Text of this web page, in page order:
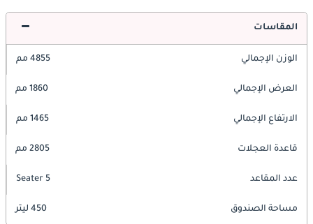
المقاسات
الوزن الإجمالي 4855 مم
العرض الإجمالي 1860 مم
الارتفاع الإجمالي 1465 مم
قاعدة العجلات 2805 مم
عدد المقاعد 5 Seater
مساحة الصندوق 450 ليتر